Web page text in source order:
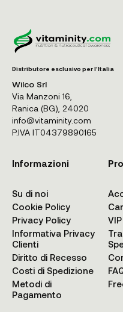
Distributore esclusivo per l'Italia
Wilco Srl
Via Manzoni 16,
Ranica (BG), 24020
info@vitaminity.com
P.IVA IT04379890165
Informazioni
Su di noi
Cookie Policy
Privacy Policy
Informativa Privacy
Clienti
Diritto di Recesso
Costi di Spedizione
Metodi di
Pagamento